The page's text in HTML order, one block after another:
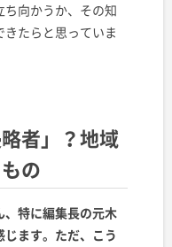
ち向かうか、その知
たらと思っていま
者」？地域
の
、特に編集長の元木
ます。ただ、こう